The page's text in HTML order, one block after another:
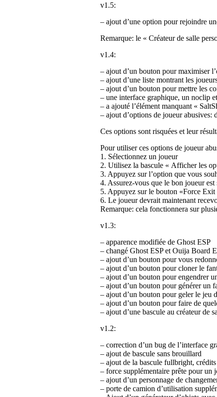
v1.5:
– ajout d’une option pour rejoindre
Remarque: le « Créateur de salle
v1.4:
– ajout d’un bouton pour maximiser
– ajout d’une liste montrant les
– ajout d’un bouton pour mettre les
– une interface graphique, un noclip
– a ajouté l’élément manquant «
– ajout d’options de joueur abusives:
Ces options sont risquées et leur
Pour utiliser ces options de joueur
1. Sélectionnez un joueur
2. Utilisez la bascule « Afficher les
3. Appuyez sur l’option que vous
4. Assurez-vous que le bon joueur
5. Appuyez sur le bouton «Force
6. Le joueur devrait maintenant
Remarque: cela fonctionnera sur
v1.3:
– apparence modifiée de Ghost ESP
– changé Ghost ESP et Ouija Board
– ajout d’un bouton pour vous
– ajout d’un bouton pour cloner le
– ajout d’un bouton pour engendrer
– ajout d’un bouton pour générer un
– ajout d’un bouton pour geler le jeu
– ajout d’un bouton pour faire de
– ajout d’une bascule au créateur de
v1.2:
– correction d’un bug de l’interface
– ajout de bascule sans brouillard
– ajout de la bascule fullbright,
– force supplémentaire prête pour un
– ajout d’un personnage de
– porte de camion d’utilisation